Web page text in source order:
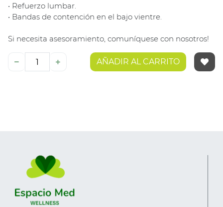
• Refuerzo lumbar.
• Bandas de contención en el bajo vientre.
Si necesita asesoramiento, comuníquese con nosotros!
AÑADIR AL CARRITO